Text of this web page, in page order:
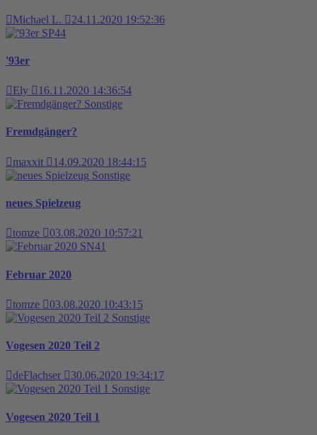
Michael L.
24.11.2020 19:52:36
SP44
'93er
Ely
16.11.2020 14:36:54
Sonstige
Fremdgänger?
maxxit
14.09.2020 18:44:15
Sonstige
neues Spielzeug
tomze
03.08.2020 10:57:21
SN41
Februar 2020
tomze
03.08.2020 10:43:15
Sonstige
Vogesen 2020 Teil 2
deFlachser
30.06.2020 19:34:17
Sonstige
Vogesen 2020 Teil 1